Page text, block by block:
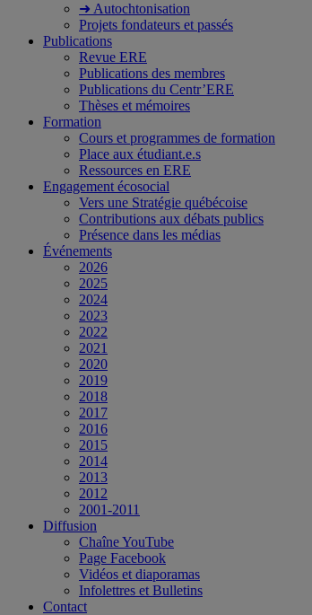
➜ Autochtonisation
Projets fondateurs et passés
Publications
Revue ERE
Publications des membres
Publications du Centr’ERE
Thèses et mémoires
Formation
Cours et programmes de formation
Place aux étudiant.e.s
Ressources en ERE
Engagement écosocial
Vers une Stratégie québécoise
Contributions aux débats publics
Présence dans les médias
Événements
2026
2025
2024
2023
2022
2021
2020
2019
2018
2017
2016
2015
2014
2013
2012
2001-2011
Diffusion
Chaîne YouTube
Page Facebook
Vidéos et diaporamas
Infolettres et Bulletins
Contact